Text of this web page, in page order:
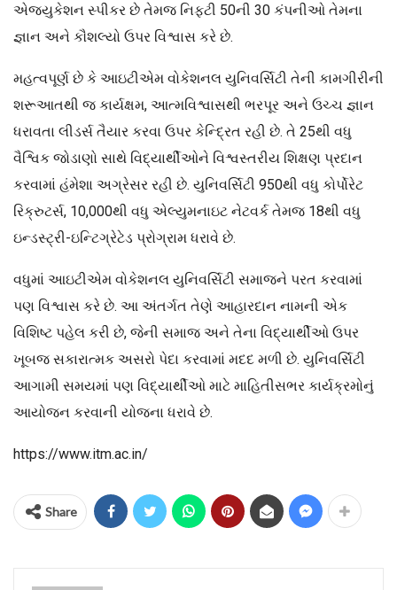
એજ્યુકેશન સ્પીકર છે તેમજ નિફ્ટી 50ની 30 કંપનીઓ તેમના
જ્ઞાન અને કૌશલ્યો ઉપર વિશ્વાસ કરે છે.
મહત્વપૂર્ણ છે કે આઇટીએમ વોકેશનલ યુનિવર્સિટી તેની કામગીરીની
શરૂઆતથી જ કાર્યક્ષમ, આત્મવિશ્વાસથી ભરપૂર અને ઉચ્ચ જ્ઞાન
ધરાવતા લીડર્સ તૈયાર કરવા ઉપર કેન્દ્રિત રહી છે. તે 25થી વધુ
વૈશ્વિક જોડાણો સાથે વિદ્યાર્થીઓને વિશ્વસ્તરીય શિક્ષણ પ્રદાન
કરવામાં હંમેશા અગ્રેસર રહી છે. યુનિવર્સિટી 950થી વધુ કોર્પોરેટ
રિક્રુટર્સ, 10,000થી વધુ એલ્યુમનાઇટ નેટવર્ક તેમજ 18થી વધુ
ઇન્ડસ્ટ્રી-ઇન્ટિગ્રેટેડ પ્રોગ્રામ ધરાવે છે.
વધુમાં આઇટીએમ વોકેશનલ યુનિવર્સિટી સમાજને પરત કરવામાં
પણ વિશ્વાસ કરે છે. આ અંતર્ગત તેણે આહારદાન નામની એક
વિશિષ્ટ પહેલ કરી છે, જેની સમાજ અને તેના વિદ્યાર્થીઓ ઉપર
ખૂબજ સકારાત્મક અસરો પેદા કરવામાં મદદ મળી છે. યુનિવર્સિટી
આગામી સમયમાં પણ વિદ્યાર્થીઓ માટે માહિતીસભર કાર્યક્રમોનું
આયોજન કરવાની યોજના ધરાવે છે.
https://www.itm.ac.in/
Share